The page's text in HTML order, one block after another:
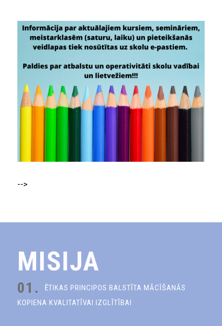
-->
MISIJA
01.
ĒTIKAS PRINCIPOS BALSTĪTA MĀCĪŠANĀS
KOPIENA KVALITATĪVAI IZGLĪTĪBAI